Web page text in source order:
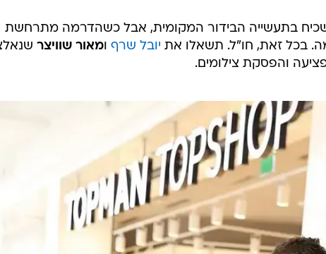
בתעשייה הבידור המקומית, אבל כשהדרמה מתרחשת
בכל זאת, חו"ל. תשאלו את יובל שרף ומאור שוויצר
והפסקת צילומים.